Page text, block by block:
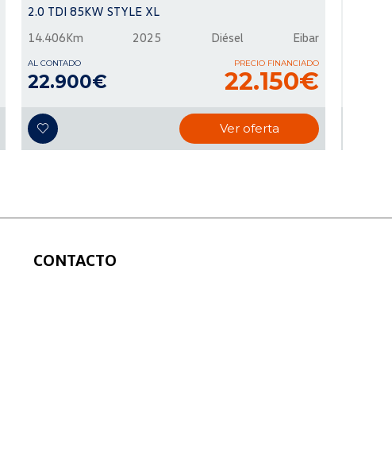
2.0 TDI 85KW STYLE XL
14.406Km
2025 Diésel Eibar
AL CONTADO
22.900€
PRECIO FINANCIADO
22.150€
Ver oferta
CONTACTO